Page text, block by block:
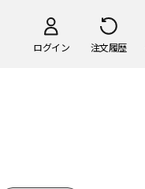
ログイン 注文履歴